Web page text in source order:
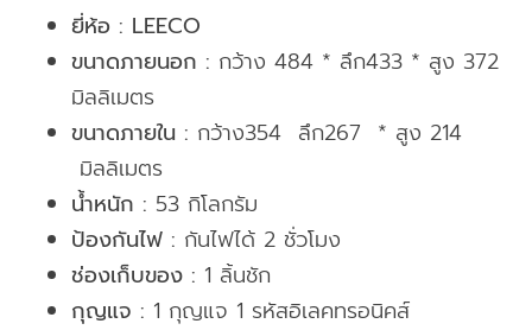
ยี่ห้อ : LEECO
ขนาดภายนอก : กว้าง 484 * ลึก433 * สูง 372
มิลลิเมตร
ขนาดภายใน : กว้าง354 ลึก267 * สูง 214
มิลลิเมตร
น้ำหนัก : 53 กิโลกรัม
ป้องกันไฟ : กันไฟได้ 2 ชั่วโมง
ช่องเก็บของ : 1 ลิ้นชัก
กุญแจ : 1 กุญแจ 1 รหัสอิเลคทรอนิคส์